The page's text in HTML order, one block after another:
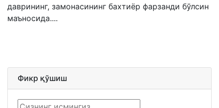
даврининг, замонасининг бахтиёр фарзанди бўлсин
маъносида....
Фикр қўшиш